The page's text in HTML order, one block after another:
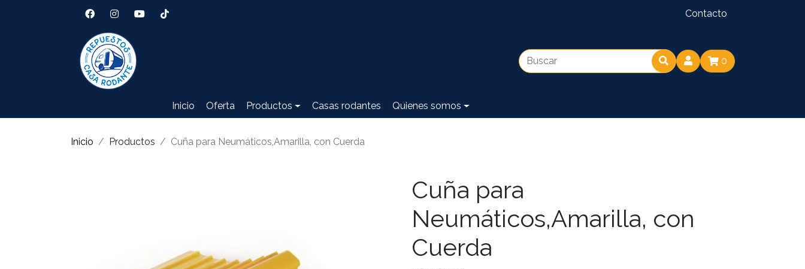
Contacto
0
Inicio Oferta Productos Casas rodantes Quienes somos
Inicio Productos Cuña para Neumáticos,Amarilla, con Cuerda
Cuña para
Neumáticos,Amarilla, con
Cuerda